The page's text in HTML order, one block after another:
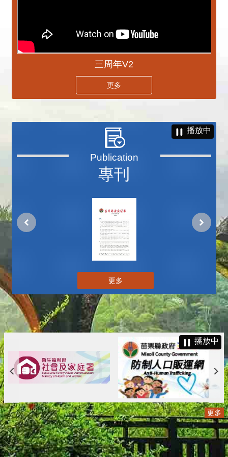
三周年V2
更多
專刊
播放中
更多
播放中
更多